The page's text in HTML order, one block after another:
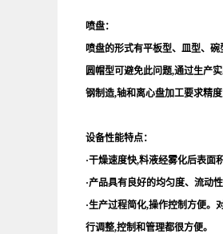
喷盘：
喷盘的形式有平板型、皿型、
圆帽型可避免此问题,通过生产
钢制造,轴和离心盘加工要求精
设备性能特点：
·干燥速度快,料液经雾化后表面
·产品具有良好的均匀度、流动
·生产过程简化,操作控制方便。
行调整,控制和管理都很方便。